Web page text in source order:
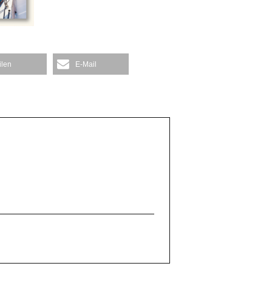
E-Mail